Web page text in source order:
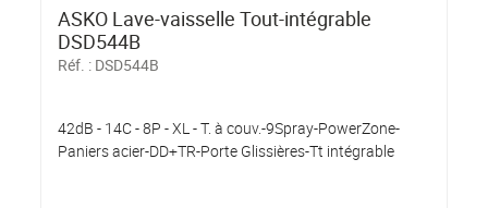
ASKO Lave-vaisselle Tout-intégrable
DSD544B
Réf. : DSD544B
42dB - 14C - 8P - XL - T. à couv.-9Spray-PowerZone-
Paniers acier-DD+TR-Porte Glissières-Tt intégrable